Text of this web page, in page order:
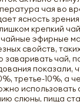
чая во
ясность
крепкий
эфирные
свойств,
чай,
показали,
третье-10%, а
слюны, пища